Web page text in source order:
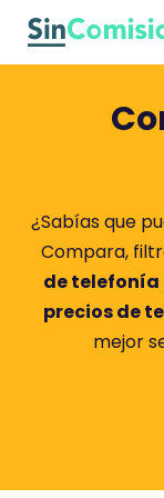
¿Sabías que
Compara,
de telefonía
precios de
mejor